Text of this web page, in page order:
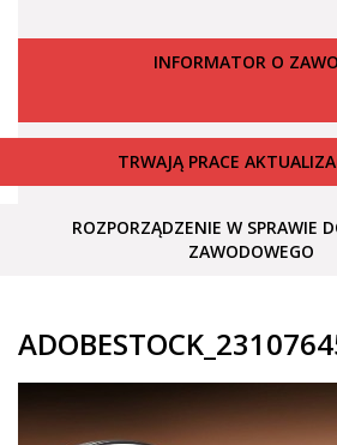
INFORMATOR O
TRWAJĄ PRACE
ROZPORZĄDZENIE W SPRAWIE
ZAWODOWEGO